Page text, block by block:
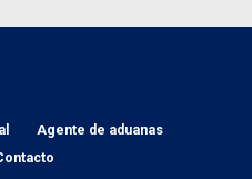
Agente de aduanas